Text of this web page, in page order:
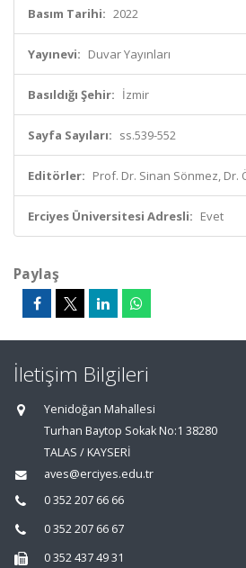
Basım Tarihi: 2022
Yayınevi: Duvar Yayınları
Basıldığı Şehir: İzmir
Sayfa Sayıları: ss.539-552
Editörler: Prof. Dr. Sinan Sönmez, Dr.
Erciyes Üniversitesi Adresli: Evet
Paylaş
İletişim Bilgileri
Yenidoğan Mahallesi
Turhan Baytop Sokak No:1 38280
TALAS / KAYSERİ
aves@erciyes.edu.tr
0 352 207 66 66
0 352 207 66 67
0 352 437 49 31